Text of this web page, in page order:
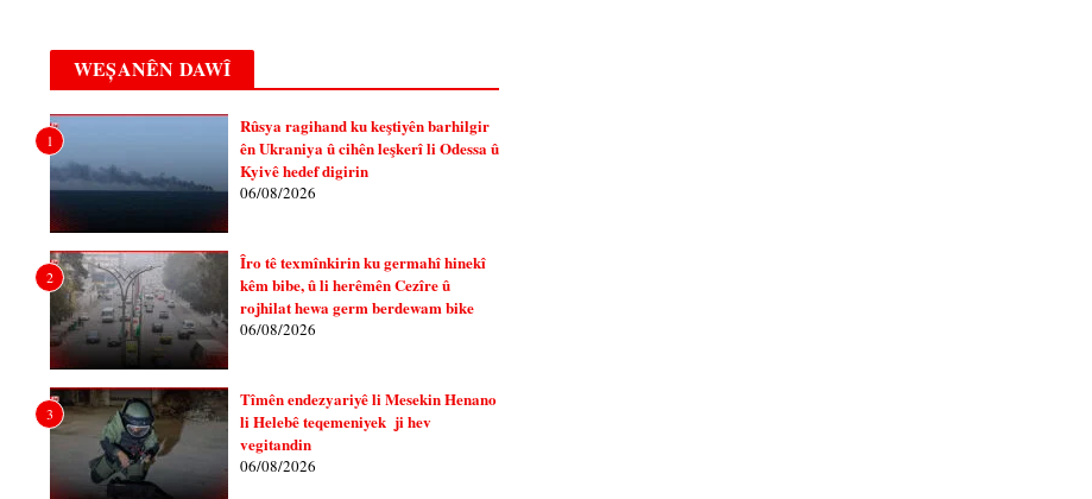
WEȘANÊN DAWÎ
1
Rûsya ragihand ku keştiyên barhilgir
ên Ukraniya û cihên leşkerî li Odessa û
Kyivê hedef digirin
06/08/2026
2
Îro tê texmînkirin ku germahî hinekî
kêm bibe, û li herêmên Cezîre û
rojhilat hewa germ berdewam bike
06/08/2026
3
Tîmên endezyariyê li Mesekin Henano
li Helebê teqemeniyek ji hev
vegitandin
06/08/2026